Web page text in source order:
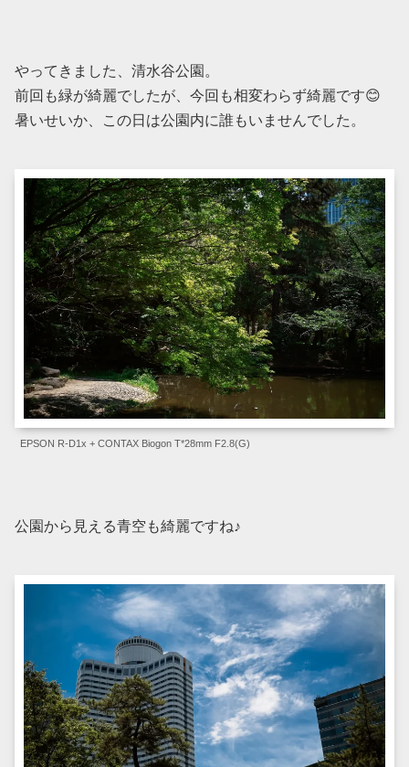
やってきました、清水谷公園。
前回も緑が綺麗でしたが、今回も相変わらず綺麗です😊
暑いせいか、この日は公園内に誰もいませんでした。
EPSON R-D1x + CONTAX Biogon T*28mm F2.8(G)
公園から見える青空も綺麗ですね♪